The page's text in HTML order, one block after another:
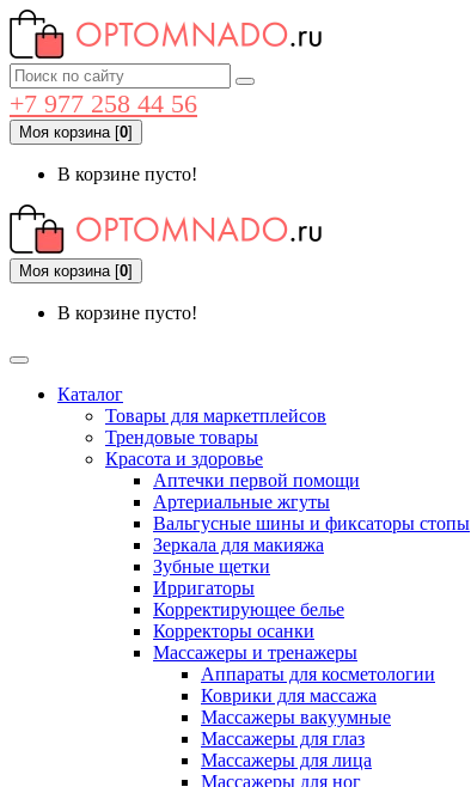
+7 977 258 44 56
Моя корзина[0]
В корзине пусто!
Моя корзина[0]
В корзине пусто!
Каталог
Товары для маркетплейсов
Трендовые товары
Красота и здоровье
Аптечки первой помощи
Артериальные жгуты
Вальгусные шины и фиксаторы стопы
Зеркала для макияжа
Зубные щетки
Ирригаторы
Корректирующее белье
Корректоры осанки
Массажеры и тренажеры
Аппараты для косметологии
Коврики для массажа
Массажеры вакуумные
Массажеры для глаз
Массажеры для лица
Массажеры для ног